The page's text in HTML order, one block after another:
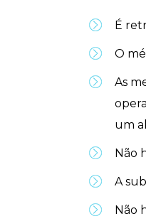
É
O
As
um
Não
A
Não